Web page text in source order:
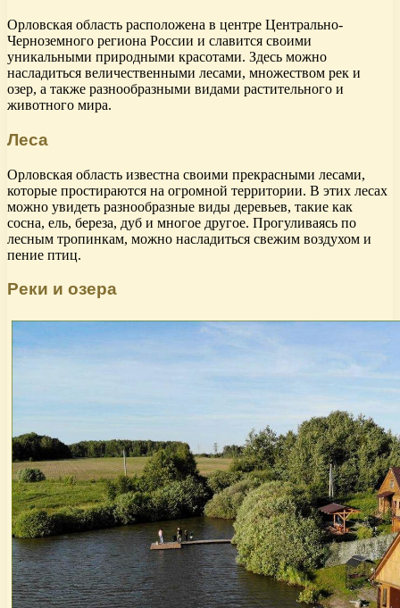
Орловская область расположена в центре Центрально-
Черноземного региона России и славится своими
уникальными природными красотами. Здесь можно
насладиться величественными лесами, множеством рек и
озер, а также разнообразными видами растительного и
животного мира.
Леса
Орловская область известна своими прекрасными лесами,
которые простираются на огромной территории. В этих лесах
можно увидеть разнообразные виды деревьев, такие как
сосна, ель, береза, дуб и многое другое. Прогуливаясь по
лесным тропинкам, можно насладиться свежим воздухом и
пение птиц.
Реки и озера